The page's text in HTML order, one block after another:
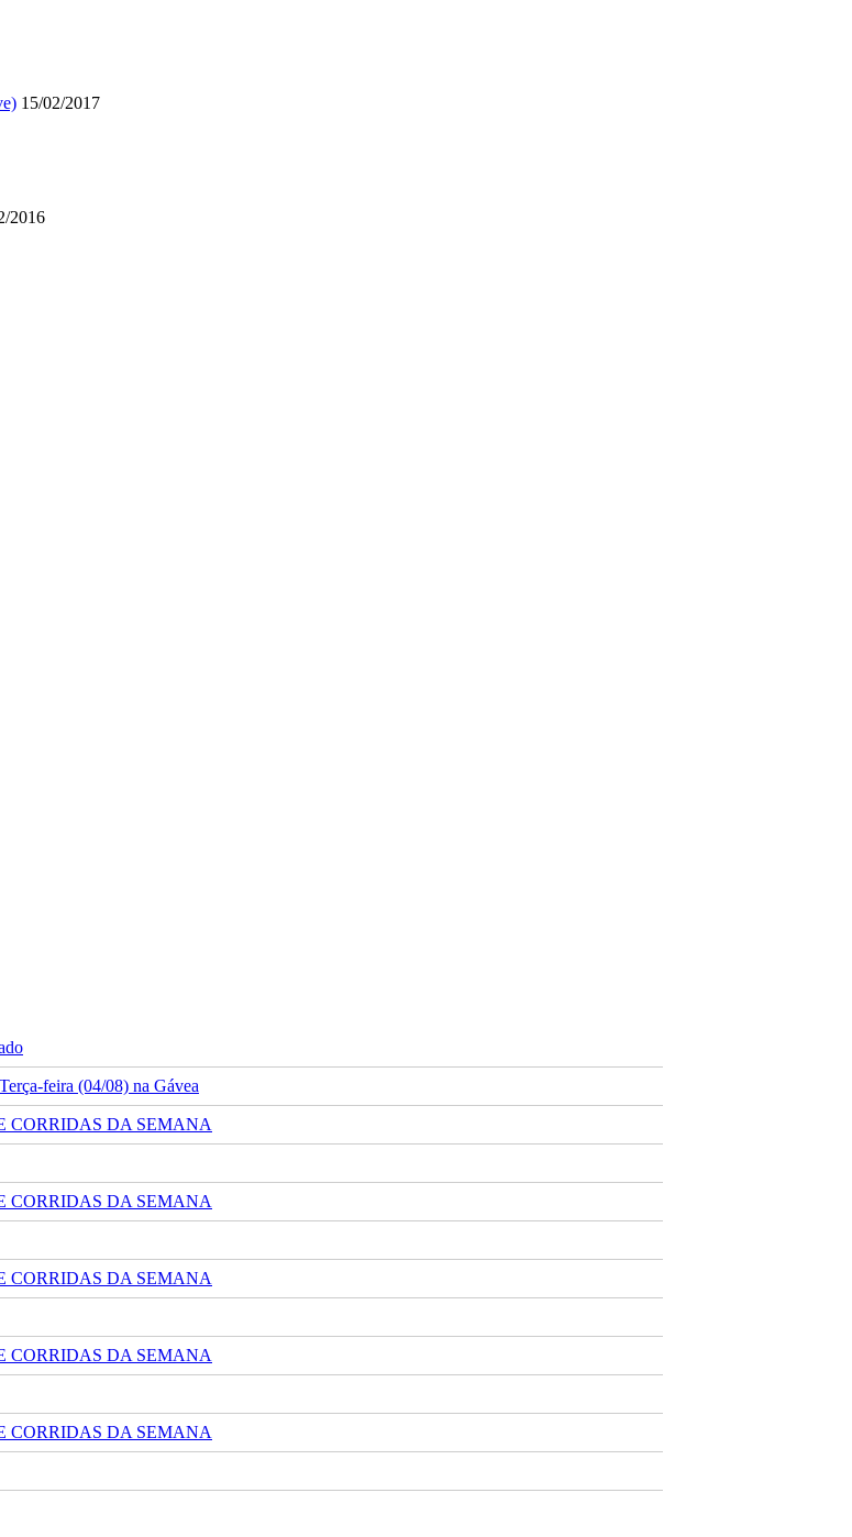
15/02/2017
2016
feira (04/08) na Gávea
CORRIDAS DA SEMANA
CORRIDAS DA SEMANA
CORRIDAS DA SEMANA
CORRIDAS DA SEMANA
CORRIDAS DA SEMANA